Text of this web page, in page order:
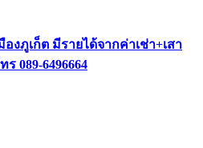
องภูเก็ต มีรายได้จากค่าเช่า+เสา
089-6496664